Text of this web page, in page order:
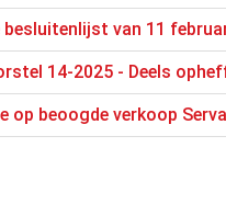
besluitenlijst van 11
14-2025 - Deels
op beoogde verkoop